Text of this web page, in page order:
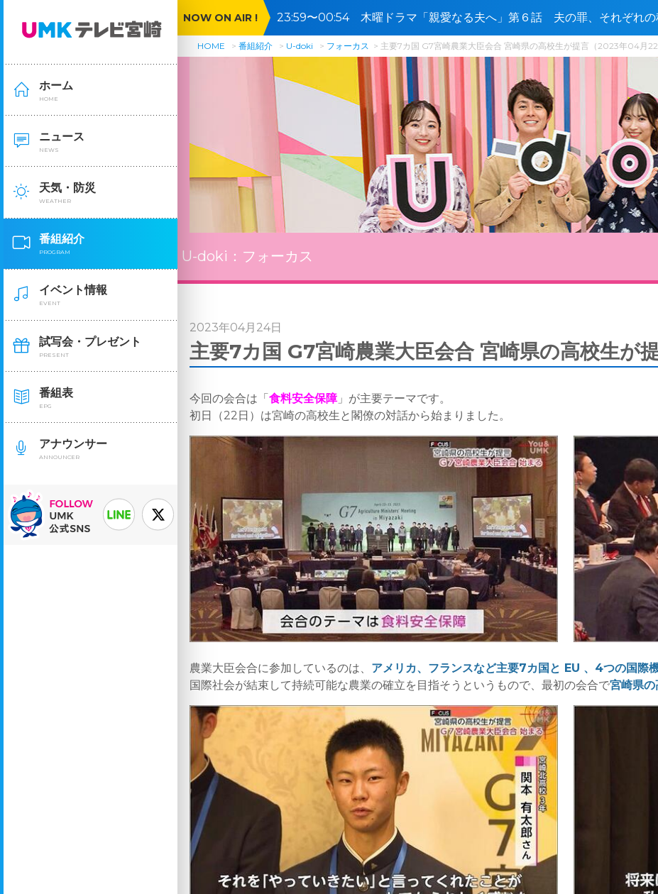
ホーム
HOME
ニュース
NEWS
天気・防災
WEATHER
番組紹介
PROGRAM
イベント情報
EVENT
試写会・プレゼント
PRESENT
番組表
EPG
アナウンサー
ANNOUNCER
NOW ON AIR ! 23:59〜00:54 木曜ドラマ「親愛なる夫へ」第６話 夫の罪、それぞれ
HOME 番組紹介 U-doki フォーカス 主要7カ国 G7宮崎農業大臣会合 宮崎県の高校生が提言（2023年04月22
U-doki： フォーカス
2023年04月24日
主要7カ国 G7宮崎農業大臣会合 宮崎県の高校生が
今回の会合は「食料安全保障」が主要テーマです。
初日（22日）は宮崎の高校生と閣僚の対話から始まりました。
農業大臣会合に参加しているのは、 アメリカ、フランスなど主要7カ国と EU 、4つの国際
国際社会が結束して持続可能な農業の確立を目指そうというもので、最初の会合で宮崎県